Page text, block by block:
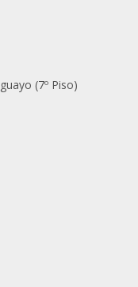
(7º Piso)